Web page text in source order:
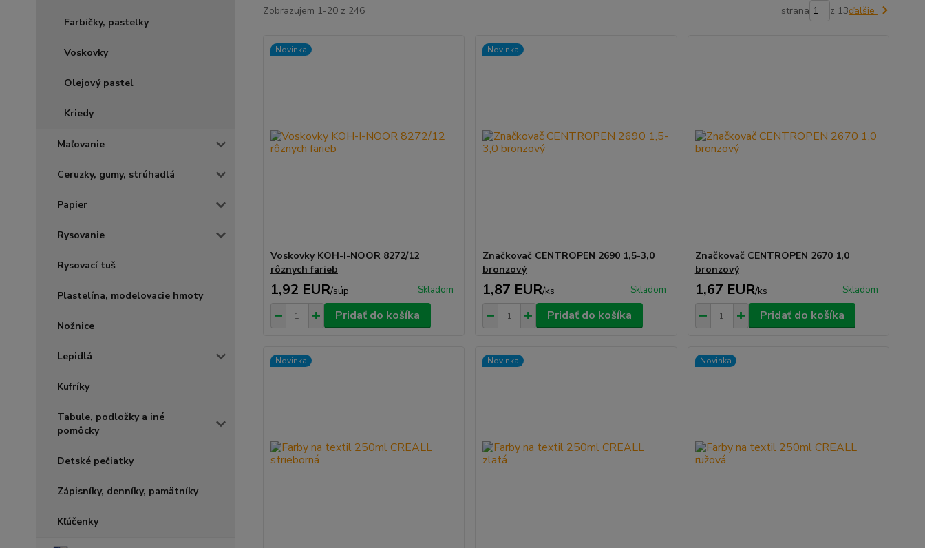
Farbičky, pastelky
Voskovky
Olejový pastel
Kriedy
Maľovanie
Ceruzky, gumy, strúhadlá
Papier
Rysovanie
Rysovací tuš
Plastelína, modelovacie hmoty
Nožnice
Lepidlá
Kufríky
Tabule, podložky a iné
pomôcky
Detské pečiatky
Zápisníky, denníky, pamätníky
Kľúčenky
Zobrazujem 1-20 z 246 strana z 13ďalšie
Novinka
Voskovky KOH-I-NOOR 8272/12
rôznych farieb
1,92 EUR/súp Skladom
Pridať do košíka
Novinka
Značkovač CENTROPEN 2690 1,5-3,0
bronzový
1,87 EUR/ks Skladom
Pridať do košíka
Značkovač CENTROPEN 2670 1,0
bronzový
1,67 EUR/ks Skladom
Pridať do košíka
Novinka Novinka Novinka